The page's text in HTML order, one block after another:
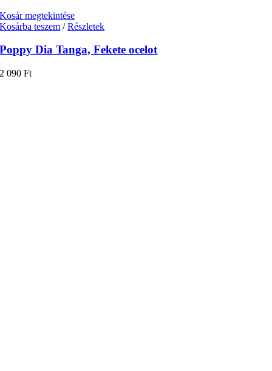
Kosár megtekintése
Kosárba teszem / Részletek
Poppy Dia Tanga, Fekete ocelot
2 090Ft